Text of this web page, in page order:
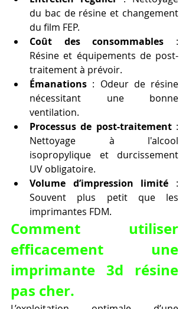
du bac de résine et changement
du film FEP.
Coût des consommables :
Résine et équipements de post-
traitement à prévoir.
Émanations : Odeur de résine
nécessitant une bonne
ventilation.
Processus de post-traitement :
Nettoyage à l'alcool
isopropylique et durcissement
UV obligatoire.
Volume d’impression limité :
Souvent plus petit que les
imprimantes FDM.
Comment utiliser
efficacement une
imprimante 3d résine
pas cher.